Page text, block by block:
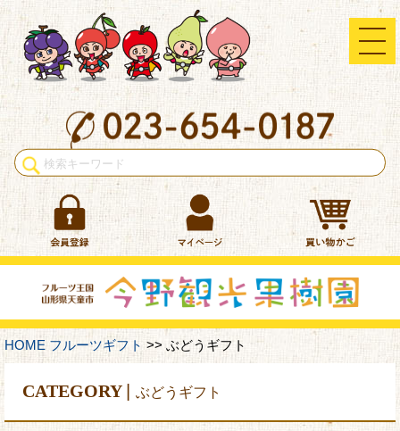
HOME フルーツギフト >> ぶどうギフト
CATEGORY ぶどうギフト